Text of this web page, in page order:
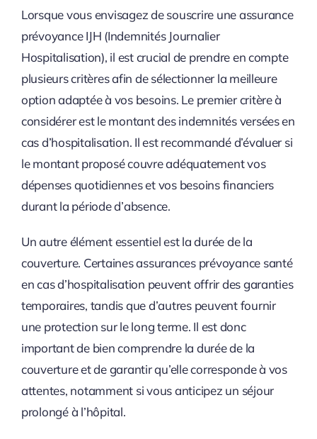
Lorsque vous envisagez de souscrire une assurance
prévoyance IJH (Indemnités Journalier
Hospitalisation), il est crucial de prendre en compte
plusieurs critères afin de sélectionner la meilleure
option adaptée à vos besoins. Le premier critère à
considérer est le montant des indemnités versées en
cas d’hospitalisation. Il est recommandé d’évaluer si
le montant proposé couvre adéquatement vos
dépenses quotidiennes et vos besoins financiers
durant la période d’absence.
Un autre élément essentiel est la durée de la
couverture. Certaines assurances prévoyance santé
en cas d’hospitalisation peuvent offrir des garanties
temporaires, tandis que d’autres peuvent fournir
une protection sur le long terme. Il est donc
important de bien comprendre la durée de la
couverture et de garantir qu’elle corresponde à vos
attentes, notamment si vous anticipez un séjour
prolongé à l’hôpital.